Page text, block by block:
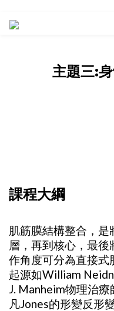
主題三:
課程大綱
肌筋膜結構整合，
層，再到核心，最
作角度可分為直接式
起源如William
J. Manheim物理治
凡Jones的形變反形